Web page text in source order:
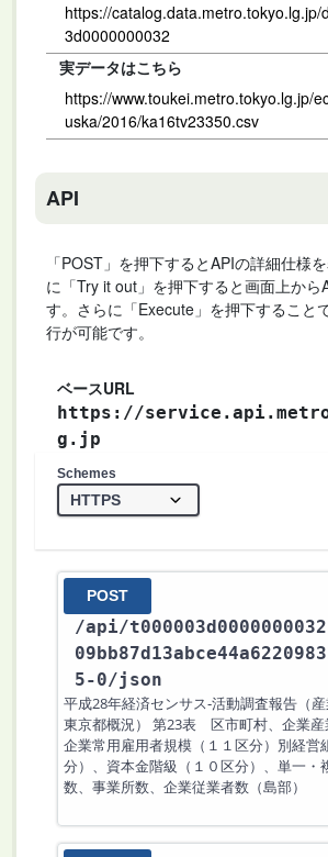
https://catalog.data.metro.tokyo.lg.jp/
3d0000000032
実データはこちら
https://www.toukei.metro.tokyo.lg.jp/
uska/2016/ka16tv23350.csv
API
「POST」を押下するとAPIの詳細仕様
に「Try it out」を押下すると画面上から
す。さらに「Execute」を押下すること
行が可能です。
ベースURL
https://
g.jp
Schemes
POST
/api/
5-0/json
平成28年経済センサス‐活動調査報告（
東京都概況） 第23表 区市町村、企業産
企業常用雇用者規模（１１区分）別経営
分）、資本金階級（１０区分）、単一・
数、事業所数、企業従業者数（島部）